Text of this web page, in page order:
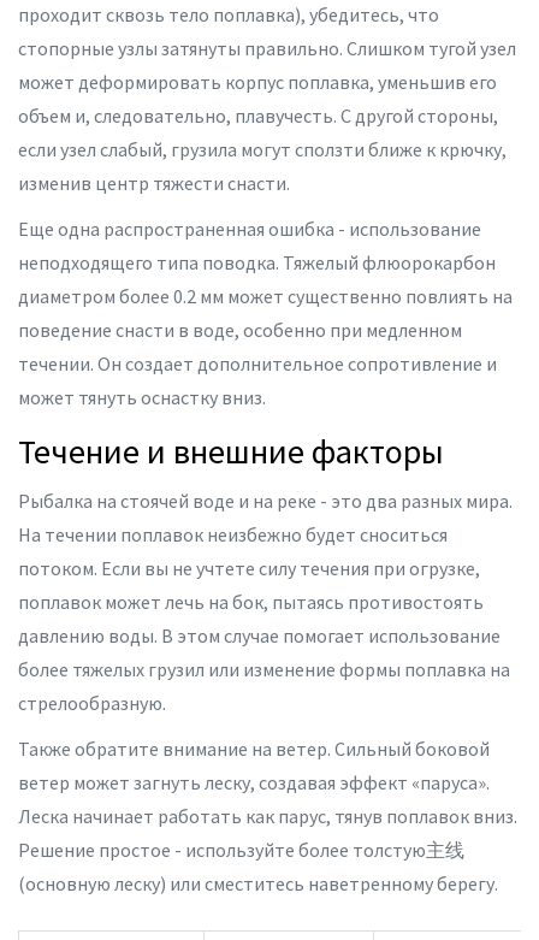
проходит сквозь тело поплавка), убедитесь, что
стопорные узлы затянуты правильно. Слишком тугой узел
может деформировать корпус поплавка, уменьшив его
объем и, следовательно, плавучесть. С другой стороны,
если узел слабый, грузила могут сползти ближе к крючку,
изменив центр тяжести снасти.
Еще одна распространенная ошибка - использование
неподходящего типа поводка. Тяжелый флюорокарбон
диаметром более 0.2 мм может существенно повлиять на
поведение снасти в воде, особенно при медленном
течении. Он создает дополнительное сопротивление и
может тянуть оснастку вниз.
Течение и внешние факторы
Рыбалка на стоячей воде и на реке - это два разных мира.
На течении поплавок неизбежно будет сноситься
потоком. Если вы не учтете силу течения при огрузке,
поплавок может лечь на бок, пытаясь противостоять
давлению воды. В этом случае помогает использование
более тяжелых грузил или изменение формы поплавка на
стрелообразную.
Также обратите внимание на ветер. Сильный боковой
ветер может загнуть леску, создавая эффект «паруса».
Леска начинает работать как парус, тянув поплавок вниз.
Решение простое - используйте более толстую主线
(основную леску) или сместитесь наветренному берегу.